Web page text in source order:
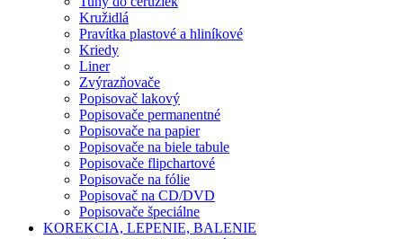
Kružidlá
Pravítka plastové a hliníkové
Kriedy
Liner
Zvýrazňovače
Popisovač lakový
Popisovače permanentné
Popisovače na papier
Popisovače na biele tabule
Popisovače flipchartové
Popisovače na fólie
Popisovač na CD/DVD
Popisovače špeciálne
KOREKCIA, LEPENIE, BALENIE